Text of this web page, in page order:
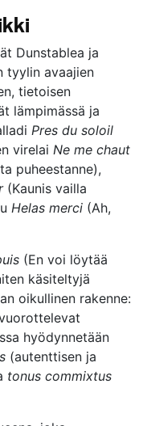
Dunstablea ja
tyylin avaajien
tietoisen
lämpimässä ja
Pres du soloil
virelai Ne me chaut
puheestanne),
(Kaunis vailla
Helas merci (Ah,
(En voi löytää
käsiteltyjä
oikullinen rakenne:
hyödynnetään
(autenttisen ja
tonus commixtus